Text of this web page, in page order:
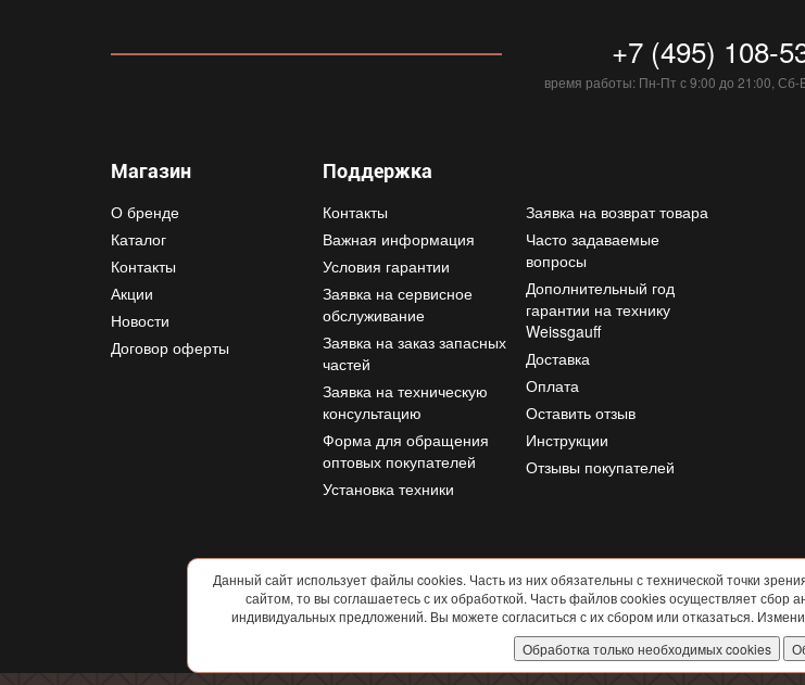
+7 (495) 108-
время работы: Пн-Пт с 9:00 до 21:00, Сб-
Магазин
О бренде
Каталог
Контакты
Акции
Новости
Договор оферты
Поддержка
Контакты
Важная информация
Условия гарантии
Заявка на сервисное
обслуживание
Заявка на заказ запасных
частей
Заявка на техническую
консультацию
Форма для обращения
оптовых покупателей
Установка техники
Заявка на возврат товара
Часто задаваемые
вопросы
Дополнительный год
гарантии на технику
Weissgauff
Доставка
Оплата
Оставить отзыв
Инструкции
Отзывы покупателей
© 2013-2026
Все
Условия использования и политика конфиденциальности Договор-
Данный сайт использует файлы cookies. Часть из них обязательны с технической точки
сайтом, то вы соглашаетесь с их обработкой. Часть файлов cookies осуществляет
индивидуальных предложений. Вы можете согласиться с их сбором или отказаться.
Обработка только необходимых cookies